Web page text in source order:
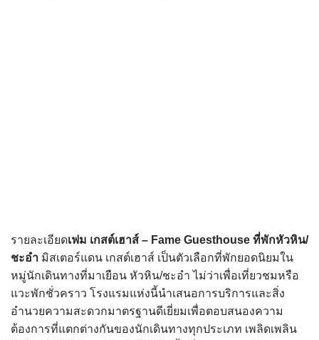
รายละเอียดเฟม เกสต์เฮาส์ – Fame Guesthouse ที่พักหัวหิน/
ชะอำ มิสเตอร์แดน เกสต์เฮาส์ เป็นตัวเลือกที่พักยอดนิยมใน
หมู่นักเดินทางที่มาเยือน หัวหิน/ชะอำ ไม่ว่าเพื่อเที่ยวชมหรือ
แวะพักชั่วคราว โรงแรมแห่งนี้นำเสนอการบริการและสิ่ง
อำนวยความสะดวกมาตรฐานดีเยี่ยมเพื่อตอบสนองความ
ต้องการที่แตกต่างกันของนักเดินทางทุกประเภท เพลิดเพลิน